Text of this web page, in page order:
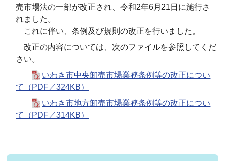
売市場法の一部が改正され、令和2年6月21日に施行さ
れました。
これに伴い、条例及び規則の改正を行いました。
改正の内容については、次のファイルを参照してくだ
さい。
いわき市中央卸売市場業務条例等の改正につい
て（PDF／324KB）
いわき市地方卸売市場業務条例等の改正につい
て（PDF／314KB）